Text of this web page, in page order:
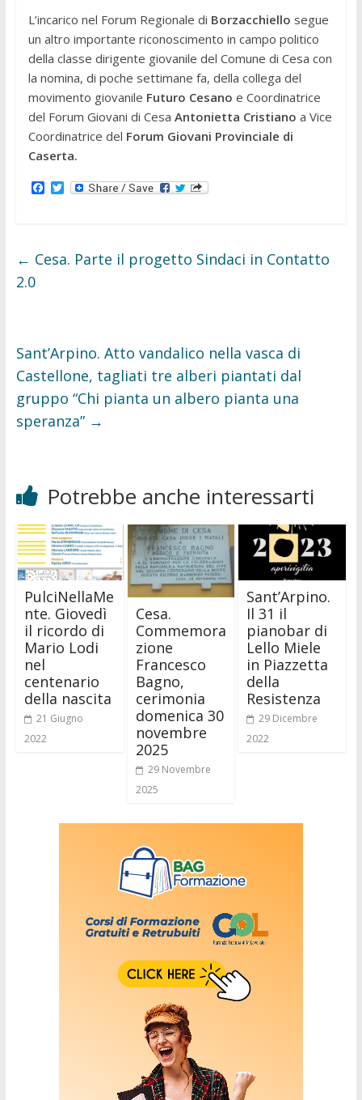
L’incarico nel Forum Regionale di Borzacchiello segue
un altro importante riconoscimento in campo politico
della classe dirigente giovanile del Comune di Cesa con
la nomina, di poche settimane fa, della collega del
movimento giovanile Futuro Cesano e Coordinatrice
del Forum Giovani di Cesa Antonietta Cristiano a Vice
Coordinatrice del Forum Giovani Provinciale di
Caserta.
F
o
o
T
e
r
← Cesa. Parte il progetto Sindaci in Contatto
2.0
Sant’Arpino. Atto vandalico nella vasca di
Castellone, tagliati tre alberi piantati dal
gruppo “Chi pianta un albero pianta una
speranza” →
Potrebbe anche interessarti
PulciNellaMe
nte. Giovedì
il ricordo di
Mario Lodi
nel
centenario
della nascita
21 Giugno
2022
Cesa.
Commemora
zione
Francesco
Bagno,
cerimonia
domenica 30
novembre
2025
29 Novembre
2025
Sant’Arpino.
Il 31 il
pianobar di
Lello Miele
in Piazzetta
della
Resistenza
29 Dicembre
2022